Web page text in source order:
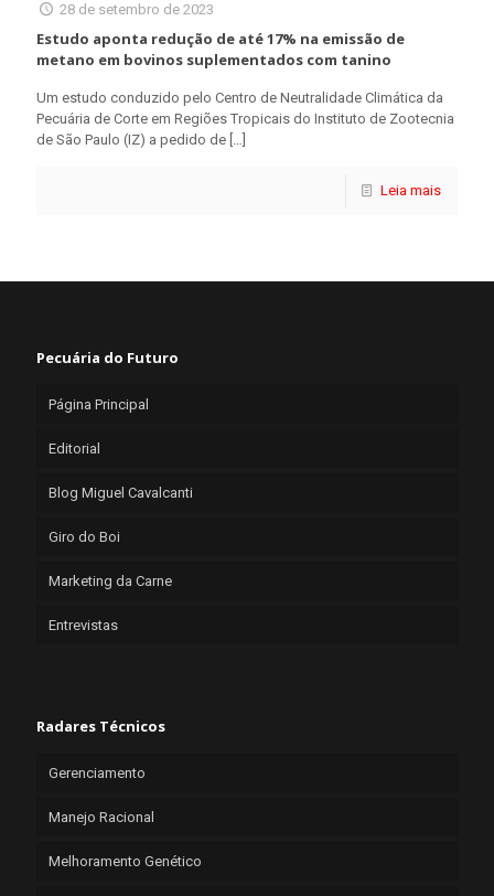
28 de setembro de 2023
Estudo aponta redução de até 17% na emissão de
metano em bovinos suplementados com tanino
Um estudo conduzido pelo Centro de Neutralidade Climática da
Pecuária de Corte em Regiões Tropicais do Instituto de Zootecnia
de São Paulo (IZ) a pedido de […]
Leia mais
Pecuária do Futuro
Página Principal
Editorial
Blog Miguel Cavalcanti
Giro do Boi
Marketing da Carne
Entrevistas
Radares Técnicos
Gerenciamento
Manejo Racional
Melhoramento Genético